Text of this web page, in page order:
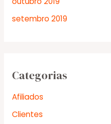
setembro 2019
Categorias
Afiliados
Clientes